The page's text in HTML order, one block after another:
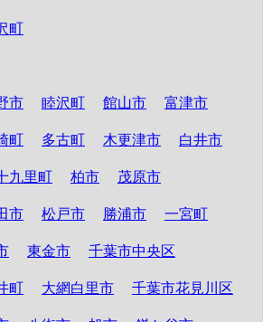
町
市 睦沢町 館山市 富津市
町 多古町 木更津市 白井市
九里町 柏市 茂原市
市 松戸市 勝浦市 一宮町
東金市 千葉市中央区
町 大網白里市 千葉市花見川区